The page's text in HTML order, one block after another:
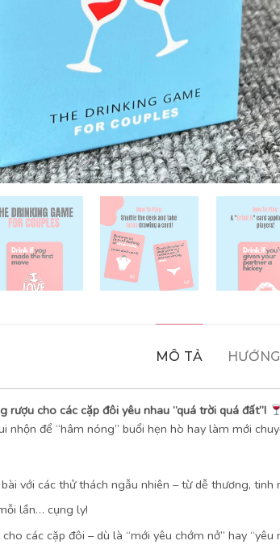
MÔ TẢ
rượu cho các cặp đôi yêu nhau “quá trời quá đất”!
nhộn để “hâm nóng” buổi hẹn hò hay làm mới
với các thử thách ngẫu nhiên – từ dễ thương, tinh
lần… cụng ly!
các cặp đôi – dù là “mới yêu chớm nở” hay “yêu